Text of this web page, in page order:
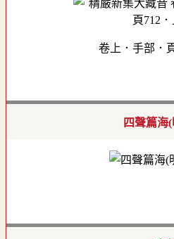
卷上．手部．
四聲篇海